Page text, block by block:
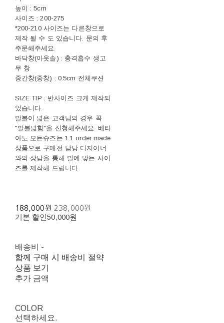
높이 : 5cm
사이즈 : 200-275
*200-210 사이즈는 다른창으로
제작 될 수 도 있습니다. 문의 후
주문해주세요.
바닥창(아웃솔) : 충격흡수 생고
무 창
중간창(중창) : 0.5cm 전체쿠션
SIZE TIP : 반사이즈 크게 제작되
었습니다.
발볼이 넓은 고객님의 경우 꼭
"발볼넓힘"을 신청해주세요. 베티
아노 모든슈즈는 1:1 order made
상품으로 구매전 담당 디자이너
와의 상담을 통해 발에 맞는 사이
즈를 제작해 드립니다.
188,000원 238,000원
기본 할인50,000원
배송비 -
함께 구매 시 배송비 절약
상품 보기
추가 금액
COLOR
선택하세요.